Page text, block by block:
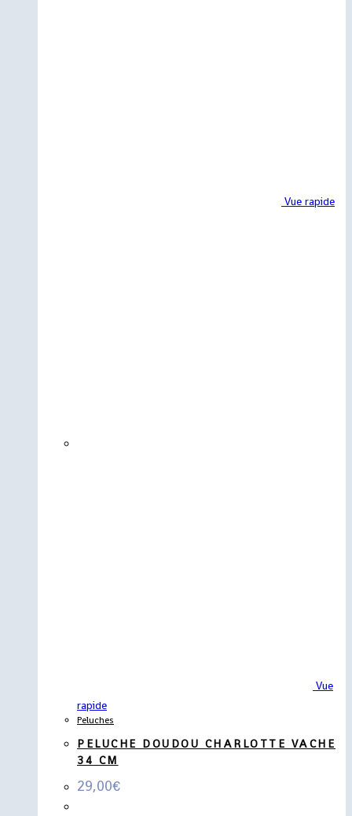
Vue rapide
Vue
rapide
Peluches
PELUCHE DOUDOU CHARLOTTE VACHE
34 CM
29,00€